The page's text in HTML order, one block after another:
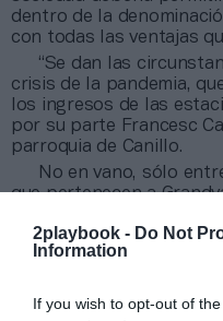
2playbook - Do Not
Information
If you wish to opt-out of
dentro de la
con todas las ventajas
“Se dan las
crisis de la pandemia,
los ingresos de las
por su parte Francesc
parroquia de Canillo.
No en vano, sólo
que pertenecen a
91% de su facturación
2021). La primera
constituida será la de
euros
. Se prevé que las